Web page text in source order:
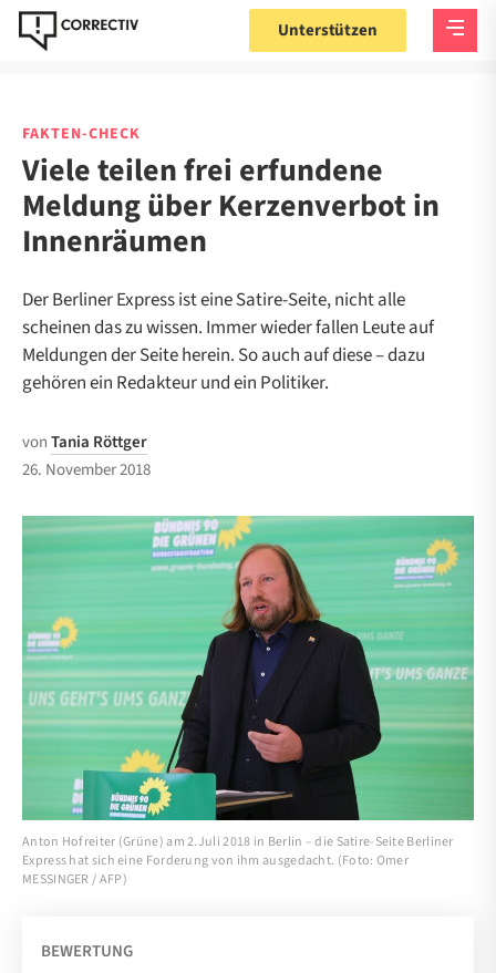
Unterstützen
FAKTEN-CHECK
Viele teilen frei erfundene
Meldung über Kerzenverbot in
Innenräumen
Der Berliner Express ist eine Satire-Seite, nicht alle
scheinen das zu wissen. Immer wieder fallen Leute auf
Meldungen der Seite herein. So auch auf diese – dazu
gehören ein Redakteur und ein Politiker.
vonTania Röttger
26. November 2018
Anton Hofreiter (Grüne) am 2.Juli 2018 in Berlin – die Satire-Seite Berliner
Express hat sich eine Forderung von ihm ausgedacht. (Foto: Omer
MESSINGER / AFP)
BEWERTUNG